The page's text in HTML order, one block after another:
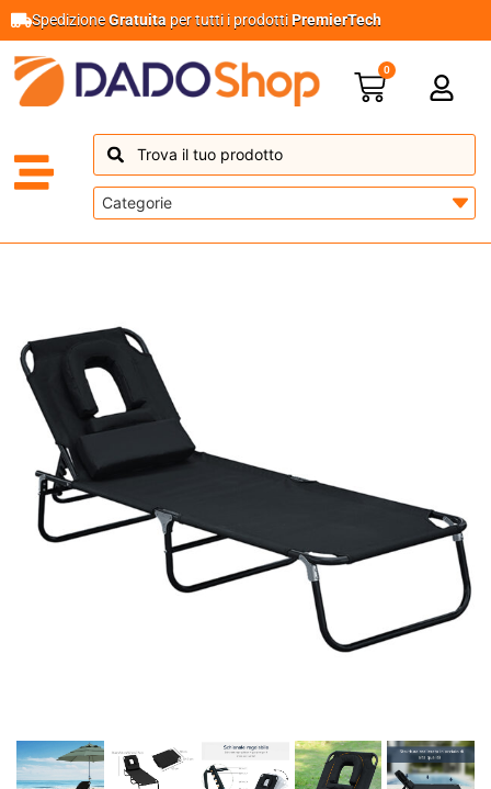
SpedizioneGratuita per tutti i prodottiPremierTech
0